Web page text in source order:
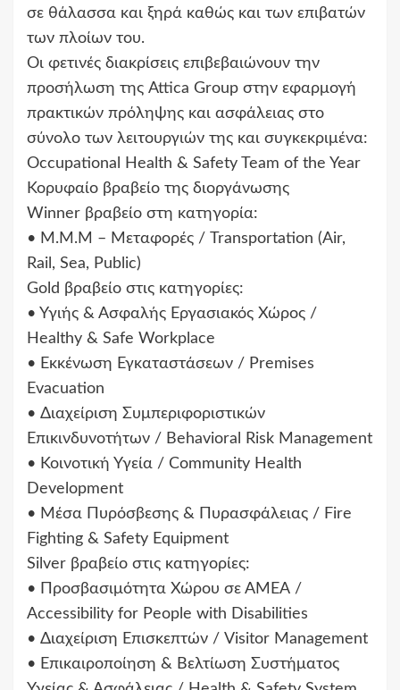
σε θάλασσα και ξηρά καθώς και των επιβατών
των πλοίων του.
Οι φετινές διακρίσεις επιβεβαιώνουν την
προσήλωση της Attica Group στην εφαρμογή
πρακτικών πρόληψης και ασφάλειας στο
σύνολο των λειτουργιών της και συγκεκριμένα:
Occupational Health & Safety Team of the Year
Κορυφαίο βραβείο της διοργάνωσης
Winner βραβείο στη κατηγορία:
• Μ.Μ.Μ – Μεταφορές / Transportation (Air,
Rail, Sea, Public)
Gold βραβείο στις κατηγορίες:
• Υγιής & Ασφαλής Εργασιακός Χώρος /
Healthy & Safe Workplace
• Εκκένωση Εγκαταστάσεων / Premises
Evacuation
• Διαχείριση Συμπεριφοριστικών
Επικινδυνοτήτων / Behavioral Risk Management
• Κοινοτική Υγεία / Community Health
Development
• Μέσα Πυρόσβεσης & Πυρασφάλειας / Fire
Fighting & Safety Equipment
Silver βραβείο στις κατηγορίες:
• Προσβασιμότητα Χώρου σε ΑΜΕΑ /
Accessibility for People with Disabilities
• Διαχείριση Επισκεπτών / Visitor Management
• Επικαιροποίηση & Βελτίωση Συστήματος